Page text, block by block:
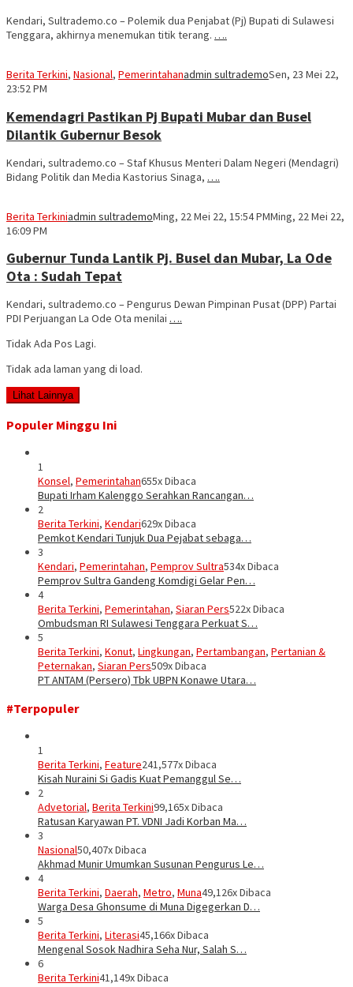
Kendari, Sultrademo.co – Polemik dua Penjabat (Pj) Bupati di Sulawesi
Tenggara, akhirnya menemukan titik terang. ….
Berita Terkini, Nasional, Pemerintahanadmin sultrademoSen, 23 Mei 22,
23:52 PM
Kemendagri Pastikan Pj Bupati Mubar dan Busel
Dilantik Gubernur Besok
Kendari, sultrademo.co – Staf Khusus Menteri Dalam Negeri (Mendagri)
Bidang Politik dan Media Kastorius Sinaga, ….
Berita Terkiniadmin sultrademoMing, 22 Mei 22, 15:54 PMMing, 22 Mei 22,
16:09 PM
Gubernur Tunda Lantik Pj. Busel dan Mubar, La Ode
Ota : Sudah Tepat
Kendari, sultrademo.co – Pengurus Dewan Pimpinan Pusat (DPP) Partai
PDI Perjuangan La Ode Ota menilai ….
Tidak Ada Pos Lagi.
Tidak ada laman yang di load.
Lihat Lainnya
Populer Minggu Ini
1
Konsel, Pemerintahan655x Dibaca
Bupati Irham Kalenggo Serahkan Rancangan…
2
Berita Terkini, Kendari629x Dibaca
Pemkot Kendari Tunjuk Dua Pejabat sebaga…
3
Kendari, Pemerintahan, Pemprov Sultra534x Dibaca
Pemprov Sultra Gandeng Komdigi Gelar Pen…
4
Berita Terkini, Pemerintahan, Siaran Pers522x Dibaca
Ombudsman RI Sulawesi Tenggara Perkuat S…
5
Berita Terkini, Konut, Lingkungan, Pertambangan, Pertanian &
Peternakan, Siaran Pers509x Dibaca
PT ANTAM (Persero) Tbk UBPN Konawe Utara…
#Terpopuler
1
Berita Terkini, Feature241,577x Dibaca
Kisah Nuraini Si Gadis Kuat Pemanggul Se…
2
Advetorial, Berita Terkini99,165x Dibaca
Ratusan Karyawan PT. VDNI Jadi Korban Ma…
3
Nasional50,407x Dibaca
Akhmad Munir Umumkan Susunan Pengurus Le…
4
Berita Terkini, Daerah, Metro, Muna49,126x Dibaca
Warga Desa Ghonsume di Muna Digegerkan D…
5
Berita Terkini, Literasi45,166x Dibaca
Mengenal Sosok Nadhira Seha Nur, Salah S…
6
Berita Terkini41,149x Dibaca